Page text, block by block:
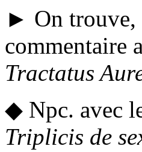
► On trouve,
commentaire
Tractatus
◆ Npc. avec
Triplicis de